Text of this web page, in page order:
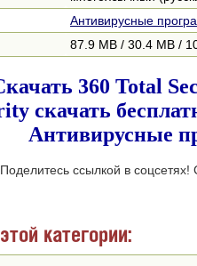
Антивирусные
87.9 MB / 30.4 MB /
360 Total
ссылкой в соцсетях!
категории: